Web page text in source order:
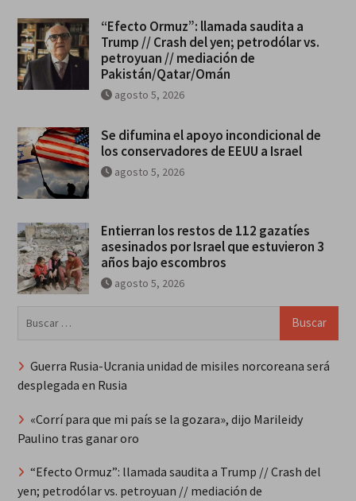
“Efecto Ormuz”: llamada saudita a
Trump // Crash del yen; petrodólar vs.
petroyuan // mediación de
Pakistán/Qatar/Omán
agosto 5, 2026
Se difumina el apoyo incondicional de
los conservadores de EEUU a Israel
agosto 5, 2026
Entierran los restos de 112 gazatíes
asesinados por Israel que estuvieron 3
años bajo escombros
agosto 5, 2026
Guerra Rusia-Ucrania unidad de misiles norcoreana será
desplegada en Rusia
«Corrí para que mi país se la gozara», dijo Marileidy
Paulino tras ganar oro
“Efecto Ormuz”: llamada saudita a Trump // Crash del
yen; petrodólar vs. petroyuan // mediación de